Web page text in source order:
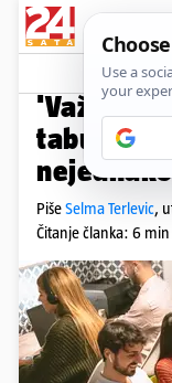
STARTOVER:
'Važno je
tabuima
PišeSelma Terlevic,
Čitanje članka: 6 min